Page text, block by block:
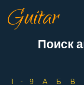
Guitar
Поиск
1-9 А Б В